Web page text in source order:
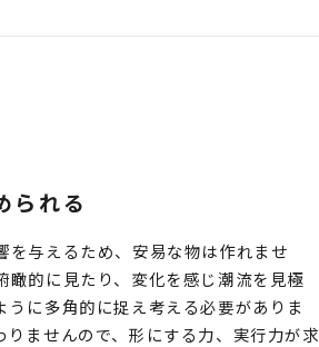
られる
与えるため、安易な物は作れませ
的に見たり、変化を感じ潮流を見極
に多角的に捉え考える必要がありま
ませんので、形にする力、実行力が求